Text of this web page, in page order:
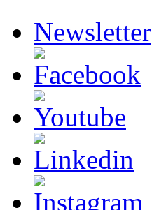
Newsletter